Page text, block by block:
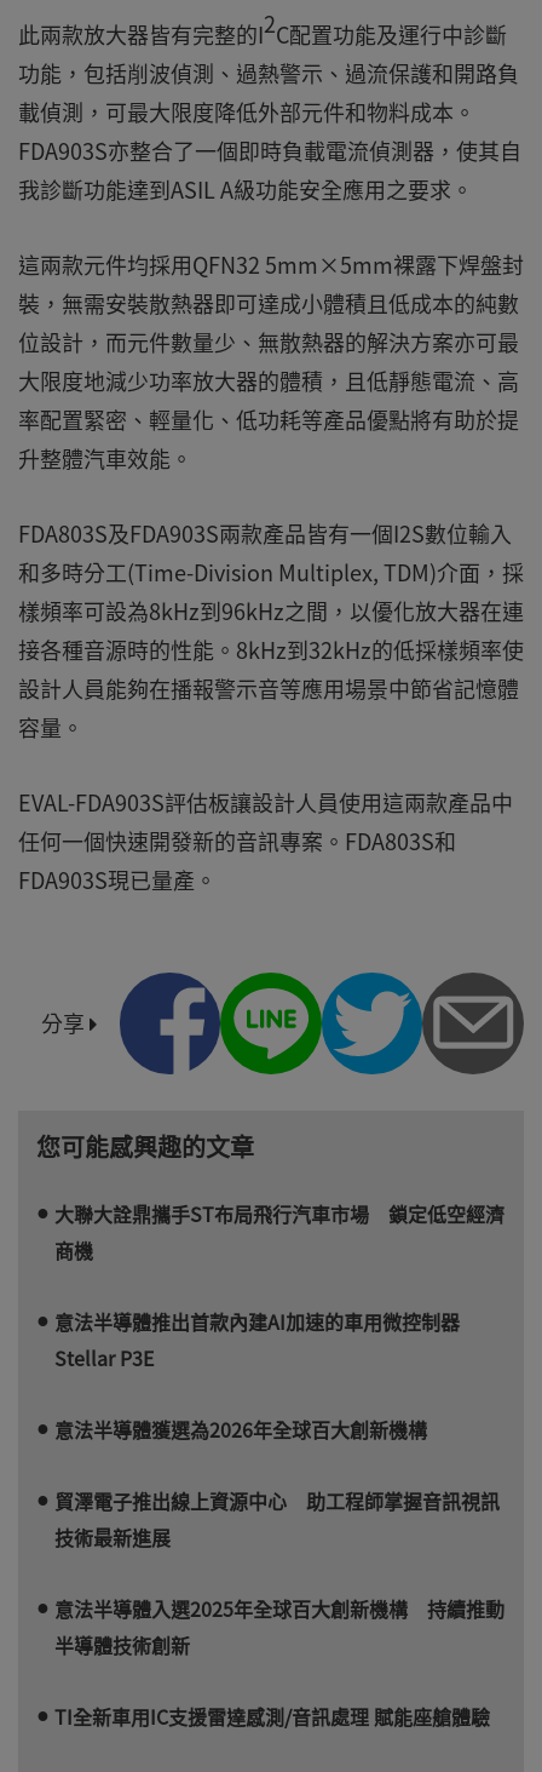
此兩款放大器皆有完整的I2C配置功能及運行中診斷
功能，包括削波偵測、過熱警示、過流保護和開路負
載偵測，可最大限度降低外部元件和物料成本。
FDA903S亦整合了一個即時負載電流偵測器，使其自
我診斷功能達到ASIL A級功能安全應用之要求。
這兩款元件均採用QFN32 5mm×5mm裸露下焊盤封
裝，無需安裝散熱器即可達成小體積且低成本的純數
位設計，而元件數量少、無散熱器的解決方案亦可最
大限度地減少功率放大器的體積，且低靜態電流、高
率配置緊密、輕量化、低功耗等產品優點將有助於提
升整體汽車效能。
FDA803S及FDA903S兩款產品皆有一個I2S數位輸入
和多時分工(Time-Division Multiplex, TDM)介面，採
樣頻率可設為8kHz到96kHz之間，以優化放大器在連
接各種音源時的性能。8kHz到32kHz的低採樣頻率使
設計人員能夠在播報警示音等應用場景中節省記憶體
容量。
EVAL-FDA903S評估板讓設計人員使用這兩款產品中
任何一個快速開發新的音訊專案。FDA803S和
FDA903S現已量產。
分享
您可能感興趣的文章
大聯大詮鼎攜手ST布局飛行汽車市場 鎖定低空經濟
商機
意法半導體推出首款內建AI加速的車用微控制器
Stellar P3E
意法半導體獲選為2026年全球百大創新機構
貿澤電子推出線上資源中心 助工程師掌握音訊視訊
技術最新進展
意法半導體入選2025年全球百大創新機構 持續推動
半導體技術創新
TI全新車用IC支援雷達感測/音訊處理 賦能座艙體驗